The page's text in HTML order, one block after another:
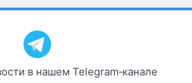
в нашем Telegram‑канале